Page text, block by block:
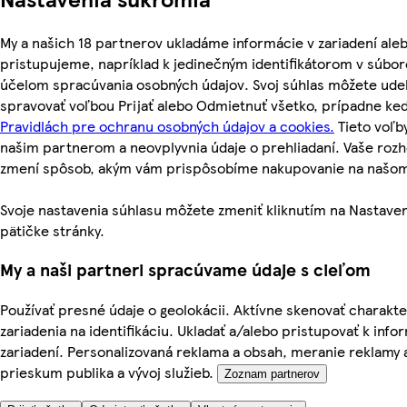
My a našich 18 partnerov ukladáme informácie v zariadení
pristupujeme, napríklad k jedinečným identifikátorom v
účelom spracúvania osobných údajov. Svoj súhlas môžete
spravovať voľbou Prijať alebo Odmietnuť všetko, prípadne
Pravidlách pre ochranu osobných údajov a cookies. Tieto
našim partnerom a neovplyvnia údaje o prehliadaní. Vaše
zmení spôsob, akým vám prispôsobíme nakupovanie na
Svoje nastavenia súhlasu môžete zmeniť kliknutím na
pätičke stránky.
My a naši partneri spracúvame údaje s cieľom
Používať presné údaje o geolokácii. Aktívne skenovať
zariadenia na identifikáciu. Ukladať a/alebo pristupovať k
zariadení. Personalizovaná reklama a obsah, meranie reklamy
prieskum publika a vývoj služieb.
Zoznam partnerov